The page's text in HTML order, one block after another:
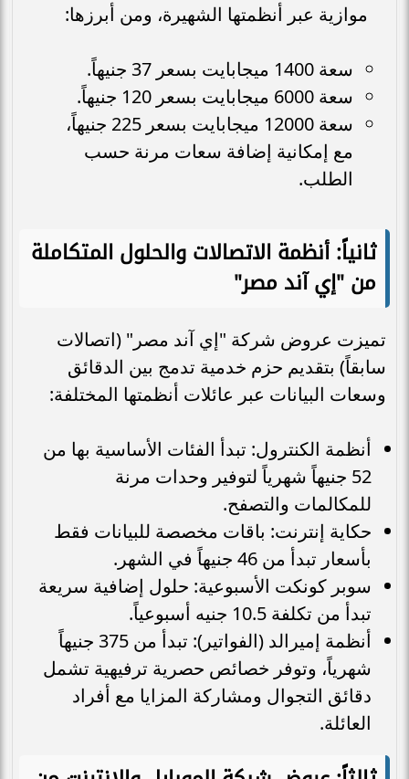
موازية عبر أنظمتها الشهيرة، ومن أبرزها:
سعة 1400 ميجابايت بسعر 37 جنيهاً.
سعة 6000 ميجابايت بسعر 120 جنيهاً.
سعة 12000 ميجابايت بسعر 225 جنيهاً،
مع إمكانية إضافة سعات مرنة حسب
الطلب.
ثانياً: أنظمة الاتصالات والحلول المتكاملة
من "إي آند مصر"
تميزت عروض شركة "إي آند مصر" (اتصالات
سابقاً) بتقديم حزم خدمية تدمج بين الدقائق
وسعات البيانات عبر عائلات أنظمتها المختلفة:
أنظمة الكنترول: تبدأ الفئات الأساسية بها من
52 جنيهاً شهرياً لتوفير وحدات مرنة
للمكالمات والتصفح.
حكاية إنترنت: باقات مخصصة للبيانات فقط
بأسعار تبدأ من 46 جنيهاً في الشهر.
سوبر كونكت الأسبوعية: حلول إضافية سريعة
تبدأ من تكلفة 10.5 جنيه أسبوعياً.
أنظمة إميرالد (الفواتير): تبدأ من 375 جنيهاً
شهرياً، وتوفر خصائص حصرية ترفيهية تشمل
دقائق التجوال ومشاركة المزايا مع أفراد
العائلة.